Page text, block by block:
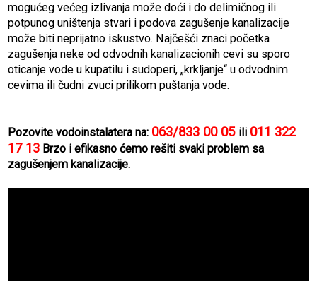
mogućeg većeg izlivanja može doći i do delimičnog ili
potpunog uništenja stvari i podova zagušenje kanalizacije
može biti neprijatno iskustvo. Najčešći znaci početka
zagušenja neke od odvodnih kanalizacionih cevi su sporo
oticanje vode u kupatilu i sudoperi, „krkljanje“ u odvodnim
cevima ili čudni zvuci prilikom puštanja vode.
Pozovite vodoinstalatera na: 063/833 00 05 ili ‎ 011 322
17 13 Brzo i efikasno ćemo rešiti svaki problem sa
zagušenjem kanalizacije.